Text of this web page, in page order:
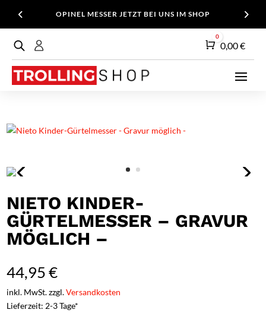
OPINEL MESSER JETZT BEI UNS IM SHOP
Warenkorb
0
0,00€
NIETO KINDER-
GÜRTELMESSER – GRAVUR
MÖGLICH –
44,95€
inkl. MwSt. zzgl.Versandkosten
Lieferzeit: 2-3 Tage*